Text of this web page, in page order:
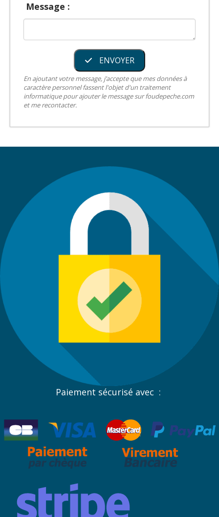
Message :
ENVOYER
En ajoutant votre message, j’accepte que mes données à
caractère personnel fassent l'objet d'un traitement
informatique pour ajouter le message sur foudepeche.com
et me recontacter.
Paiement sécurisé avec :